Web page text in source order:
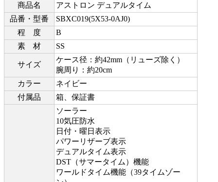
商品名
アストロン デュアルタイム
品番・型番
SBXC019(5X53-0AJ0)
程 度
B
素 材
SS
サイズ
ケース径：約42mm（リューズ除く）
腕周り：約20cm
カラー
ネイビー
付属品
箱、保証書
ソーラー
10気圧防水
日付・曜日表示
パワーリザーブ表示
デュアルタイム表示
DST（サマータイム）機能
ワールドタイム機能（39タイムゾー